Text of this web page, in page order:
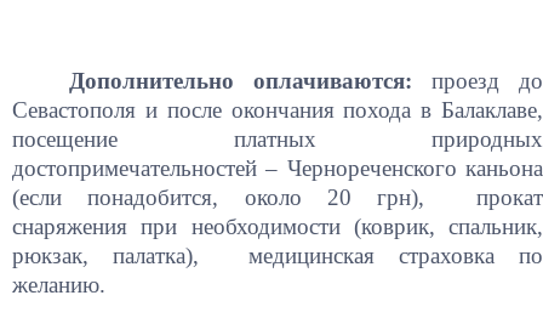
Дополнительно оплачиваются:проезд до
Севастополя и после окончания похода в Балаклаве,
посещение платных природных
достопримечательностей – Чернореченского каньона
(если понадобится, около 20 грн), прокат
снаряжения при необходимости (коврик, спальник,
рюкзак, палатка), медицинская страховка по
желанию.